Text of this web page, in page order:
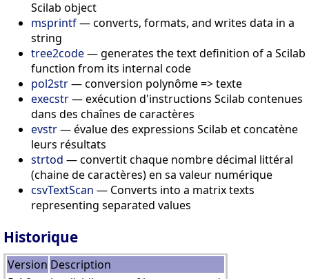
Scilab object
msprintf— converts, formats, and writes data in a
string
tree2code— generates the text definition of a Scilab
function from its internal code
pol2str— conversion polynôme => texte
execstr— exécution d'instructions Scilab contenues
dans des chaînes de caractères
evstr— évalue des expressions Scilab et concatène
leurs résultats
strtod — convertit chaque nombre décimal littéral
(chaine de caractères) en sa valeur numérique
csvTextScan — Converts into a matrix texts
representing separated values
Historique
Version Description